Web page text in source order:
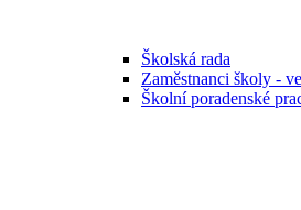
Školská rada
Zaměstnanci školy -
Školní poradenské